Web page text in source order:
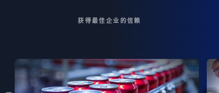
获得最佳企业的信赖